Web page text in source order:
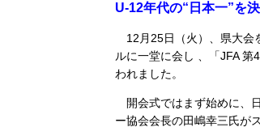
U-12年代の“日本一”を
12月25日（火）、県大会
ルに一堂に会し 、「JFA
われました。
開会式ではまず始めに、
ー協会会長の田嶋幸三氏が